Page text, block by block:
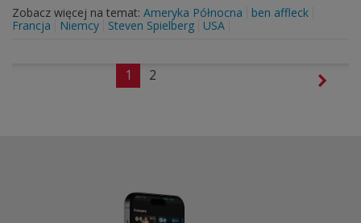
Zobacz więcej na temat: Ameryka Północna
ben affleck
Francja
Niemcy Steven Spielberg USA
1 2